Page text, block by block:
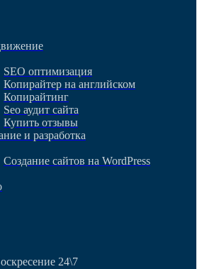
SEO оптимизация
Копирайтер на английском
Копирайтинг
Seo аудит сайта
Купить отзывы
и разработка
Cоздание сайтов на WordPress
24\7